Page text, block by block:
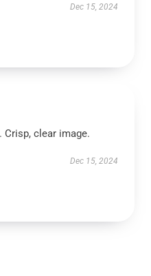
Dec 15, 2024
clear image.
Dec 15, 2024